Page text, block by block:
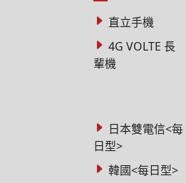
直立手機
4G VOLTE 長
輩機
日本雙電信<每
日型>
韓國<每日型>